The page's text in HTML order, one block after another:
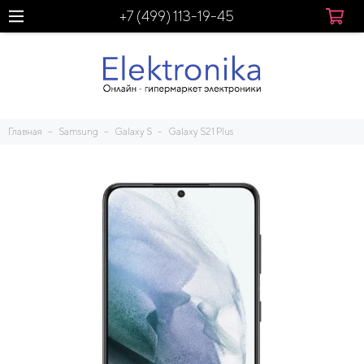
+7 (499) 113-19-45
Главная Samsung Galaxy S Galaxy S21 Plus